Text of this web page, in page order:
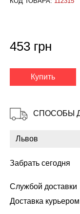
Копировать
453 грн
Купить
СПОСОБЫ
Забрать сегодня
Службой доставки
Доставка курьером